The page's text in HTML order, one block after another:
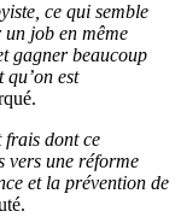
ce qui semble
job en même
gagner beaucoup
qu’on est
frais dont ce
vers une réforme
et la prévention de